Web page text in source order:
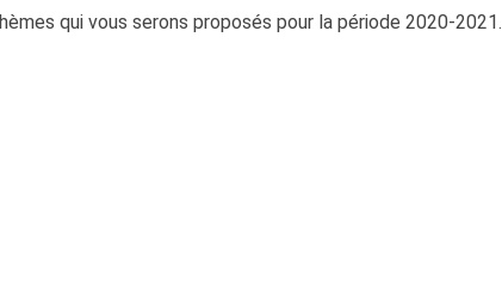
qui vous serons proposés pour la période 2020-2021.